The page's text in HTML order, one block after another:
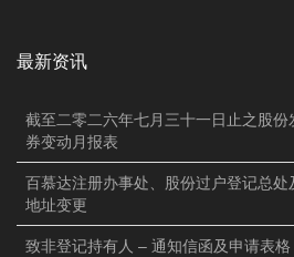
最新资讯
截至二零二六年七月三十一日止之股份
券变动月报表
百慕达注册办事处、股份过户登记总处
地址变更
致非登记持有人 – 通知信函及申请表格